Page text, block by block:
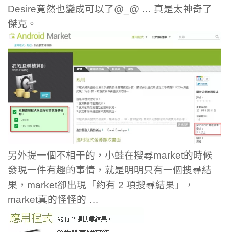
Desire竟然也變成可以了@_@ … 真是太神奇了
傑克。
另外提一個不相干的，小蛙在搜尋market的時候
發現一件有趣的事情，就是明明只有一個搜尋結
果，market卻出現「約有 2 項搜尋結果」，
market真的怪怪的 …